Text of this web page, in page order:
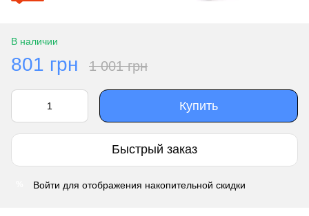
В наличии
801 грн 1 001 грн
Купить
Быстрый заказ
Войти для отображения накопительной скидки